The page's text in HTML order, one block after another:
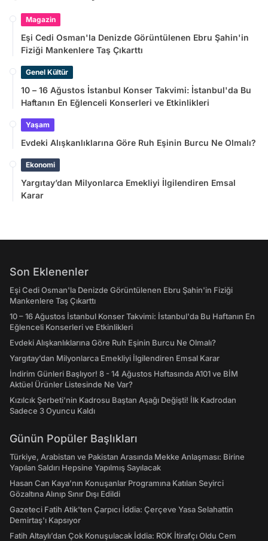
Magazin
Eşi Cedi Osman'la Denizde Görüntülenen Ebru Şahin'in
Fiziği Mankenlere Taş Çıkarttı
Genel Kültür
10 – 16 Ağustos İstanbul Konser Takvimi: İstanbul'da Bu
Haftanın En Eğlenceli Konserleri ve Etkinlikleri
Yaşam
Evdeki Alışkanlıklarına Göre Ruh Eşinin Burcu Ne Olmalı?
Ekonomi
Yargıtay’dan Milyonlarca Emekliyi İlgilendiren Emsal
Karar
Son Eklenenler
Eşi Cedi Osman'la Denizde Görüntülenen Ebru Şahin'in Fiziği
Mankenlere Taş Çıkarttı
10 – 16 Ağustos İstanbul Konser Takvimi: İstanbul'da Bu Haftanın En
Eğlenceli Konserleri ve Etkinlikleri
Evdeki Alışkanlıklarına Göre Ruh Eşinin Burcu Ne Olmalı?
Yargıtay’dan Milyonlarca Emekliyi İlgilendiren Emsal Karar
İndirim Günleri Başlıyor! 8 - 14 Ağustos Haftasında A101 ve BİM
Aktüel Ürünler Listesinde Ne Var?
Kızılcık Şerbeti'nin Kadrosu Baştan Aşağı Değişti! İlk Kadrodan
Sadece 3 Oyuncu Kaldı
Günün Popüler Başlıkları
Türkiye, Arabistan ve Pakistan Arasında Mekke Anlaşması: Birine
Yapılan Saldırı Hepsine Yapılmış Sayılacak
Hasan Can Kaya’nın Konuşanlar Programına Katılan Seyirci
Gözaltına Alınıp Sınır Dışı Edildi
Gazeteci Fatih Atik'ten Çarpıcı İddia: Çerçeve Yasa Selahattin
Demirtaş'ı Kapsıyor
Fatih Altaylı’dan Çok Konuşulacak İddia: ROK İtirafçı Oldu Cem